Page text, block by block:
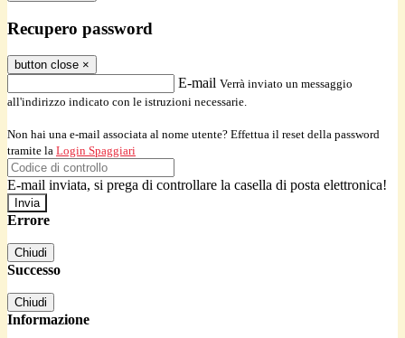
Recupero password
button close ×
E-mail Verrà inviato un messaggio
all'indirizzo indicato con le istruzioni necessarie.
Non hai una e-mail associata al nome utente? Effettua il reset della password
tramite la Login Spaggiari
E-mail inviata, si prega di controllare la casella di posta elettronica!
Errore
Chiudi
Successo
Chiudi
Informazione